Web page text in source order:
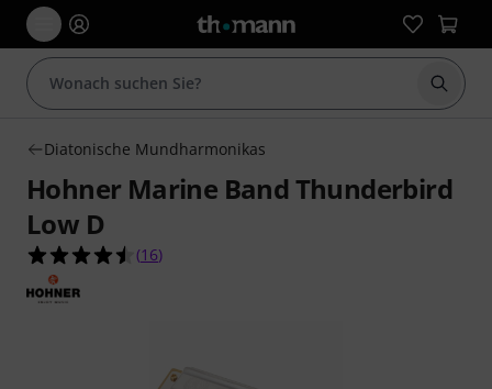
Suche
Diatonische Mundharmonikas
Hohner Marine Band Thunderbird
Low D
4.5 von 5 Sternen aus 16 Kundenbewertungen
(16)